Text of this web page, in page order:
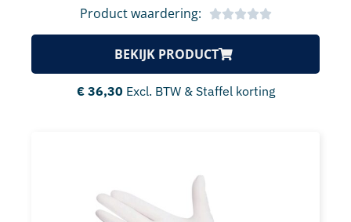
Product waardering:
BEKIJK PRODUCT
€36,30 Excl. BTW & Staffel korting